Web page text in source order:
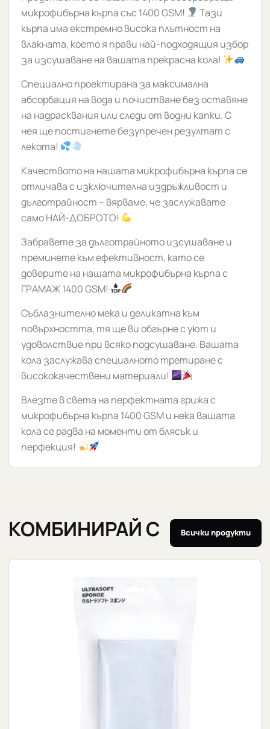
микрофибърна кърпа със 1400 GSM!
Тази
кърпа има екстремно висока плътност на
влакната, което я прави най-подходящия избор
за изсушаване на вашата прекрасна кола!
Специално проектирана за максимална
абсорбация на вода и почистване без оставяне
на надрасквания или следи от водни капки. С
нея ще постигнете безупречен резултат с
лекота!
Качеството на нашата микрофибърна кърпа се
отличава с изключителна издръжливост и
дълготрайност – вярваме, че заслужавате
само НАЙ-ДОБРОТО!
Забравете за дълготрайното изсушаване и
преминете към ефективност, като се
доверите на нашата микрофибърна кърпа с
ГРАМАЖ 1400 GSM!
Съблазнително мека и деликатна към
повърхността, тя ще ви обгърне с уют и
удоволствие при всяко подсушаване. Вашата
кола заслужава специалното третиране с
висококачествени материали!
Влезте в света на перфектната грижа с
микрофибърна кърпа 1400 GSM и нека вашата
кола се радва на моменти от блясък и
перфекция!
КОМБИНИРАЙ С Всички продукти